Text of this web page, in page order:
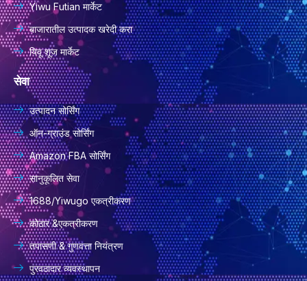
Yiwu Futian मार्केट
बाजारातील उत्पादक खरेदी करा
यिवू शूज मार्केट
सेवा
उत्पादन सोर्सिंग
ऑन-ग्राउंड सोर्सिंग
Amazon FBA सोर्सिंग
सानुकूलित सेवा
1688/Yiwugo एकत्रीकरण
कोठार &एकत्रीकरण
तपासणी & गुणवत्ता नियंत्रण
पुरवठादार व्यवस्थापन